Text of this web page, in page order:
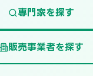
専門家を探す
販売事業者を探す